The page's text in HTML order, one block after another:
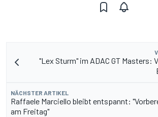
"Lex Sturm" im ADAC GT Masters:
NÄCHSTER ARTIKEL
Raffaele Marciello bleibt entspannt:
am Freitag"